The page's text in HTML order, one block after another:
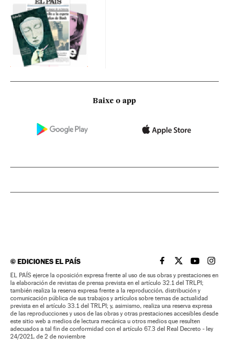
Baixe o app
©EDICIONES EL PAÍS EL PAÍS BRASIL EN
EL PAÍSEL PAÍS
EL
EL PAÍS ejerce la oposición expresa frente al uso de sus obras y prestaciones en
la elaboración de revistas de prensa prevista en el artículo 32.1 del TRLPI;
también realiza la reserva expresa frente a la reproducción, distribución y
comunicación pública de sus trabajos y artículos sobre temas de actualidad
prevista en el artículo 33.1 del TRLPI; y, asimismo, realiza una reserva expresa
de las reproducciones y usos de las obras y otras prestaciones accesibles desde
este sitio web a medios de lectura mecánica u otros medios que resulten
adecuados a tal fin de conformidad con el artículo 67.3 del Real Decreto - ley
24/2021, de 2 de noviembre